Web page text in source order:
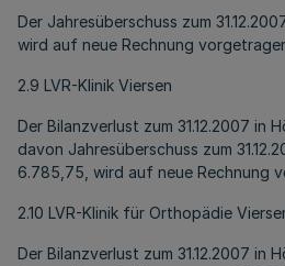
Der Jahresüberschuss zum
wird auf neue Rechnung
2.9 LVR-Klinik Viersen
Der Bilanzverlust zum 31.12.2007 in
davon Jahresüberschuss zum
6.785,75, wird auf neue Rechnung
2.10 LVR-Klinik für Orthopädie
Der Bilanzverlust zum 31.12.2007 in